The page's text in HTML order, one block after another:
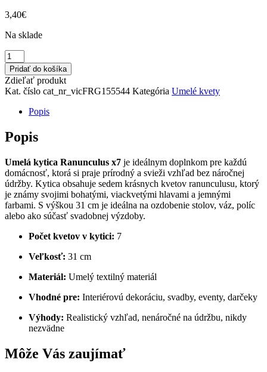
3,40€
Na sklade
množstvo
Kytica
ranunculus
x7
Pridať do košíka
Zdieľať produkt
Kat. číslo cat_nr_vicFRG155544 Kategória Umelé kvety
Popis
Popis
Umelá kytica Ranunculus x7 je ideálnym doplnkom pre každú
domácnosť, ktorá si praje prírodný a svieži vzhľad bez náročnej
údržby. Kytica obsahuje sedem krásnych kvetov ranunculusu, ktorý
je známy svojimi bohatými, viackvetými hlavami a jemnými
farbami. S výškou 31 cm je ideálna na ozdobenie stolov, váz, políc
alebo ako súčasť svadobnej výzdoby.
Počet kvetov v kytici: 7
Veľkosť: 31 cm
Materiál: Umelý textilný materiál
Vhodné pre: Interiérovú dekoráciu, svadby, eventy, darčeky
Výhody: Realistický vzhľad, nenáročné na údržbu, nikdy
nezvädne
Môže Vás zaujímať